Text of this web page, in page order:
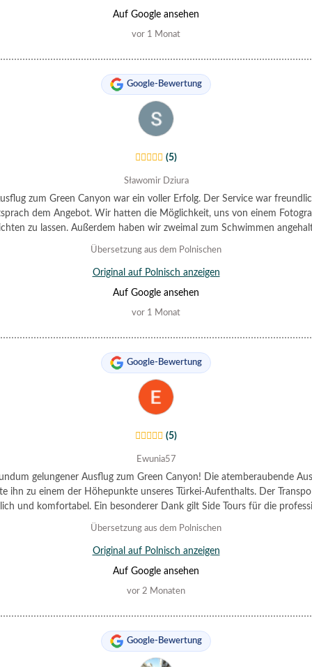
Auf Google ansehen
vor 1 Monat
Google-Bewertung
(5)
Sławomir Dziura
zum Green Canyon war ein voller Erfolg. Der Service war
dem Angebot. Wir hatten die Möglichkeit, uns von einem
zu lassen. Außerdem haben wir zweimal zum Schwimmen
Übersetzung aus dem Polnischen
Original auf Polnisch anzeigen
Auf Google ansehen
vor 1 Monat
Google-Bewertung
(5)
Ewunia57
gelungener Ausflug zum Green Canyon! Die atemberaubende
ihn zu einem der Höhepunkte unseres Türkei-Aufenthalts. Der
und komfortabel. Ein besonderer Dank gilt Side Tours für die
Die Kommunikation über WhatsApp war hervorragend. Die
war entspannend und die umliegende Natur einfach umwerfend.
war köstlich und bestens zubereitet. Wir waren sehr zufrieden
werden Side Tours definitiv wieder buchen.
Übersetzung aus dem Polnischen
Original auf Polnisch anzeigen
Auf Google ansehen
vor 2 Monaten
Google-Bewertung